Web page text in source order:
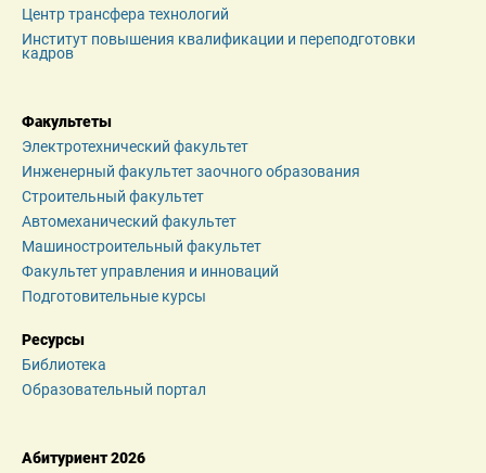
Центр трансфера технологий
Институт повышения квалификации и переподготовки
кадров
Факультеты
Электротехнический факультет
Инженерный факультет заочного образования
Строительный факультет
Автомеханический факультет
Машиностроительный факультет
Факультет управления и инноваций
Подготовительные курсы
Ресурсы
Библиотека
Образовательный портал
Абитуриент 2026